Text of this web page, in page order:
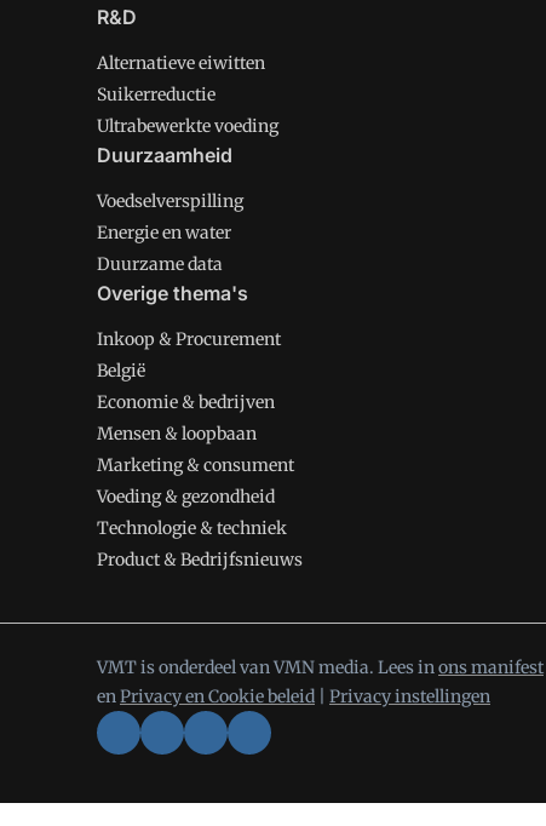
R&D
Alternatieve eiwitten
Suikerreductie
Ultrabewerkte voeding
Duurzaamheid
Voedselverspilling
Energie en water
Duurzame data
Overige thema's
Inkoop & Procurement
België
Economie & bedrijven
Mensen & loopbaan
Marketing & consument
Voeding & gezondheid
Technologie & techniek
Product & Bedrijfsnieuws
VMT is onderdeel van VMN media. Lees inons manifest
enPrivacy en Cookie beleid Privacy instellingen